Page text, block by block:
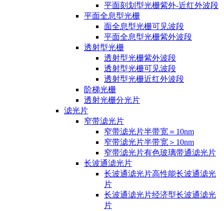
平面刻划型光栅紫外-近红外波段
平面全息型光栅
面全息型光栅可见波段
平面全息型光栅紫外波段
透射型光栅
透射型光栅紫外波段
透射型光栅可见波段
透射型光栅近红外波段
阶梯光栅
透射光栅分光片
滤光片
窄带滤光片
窄带滤光片半带宽＝10nm
窄带滤光片半带宽＞10nm
窄带滤光片有色玻璃带通滤光片
长波通滤光片
长波通滤光片高性能长波通滤光
片
长波通滤光片经济型长波通滤光
片